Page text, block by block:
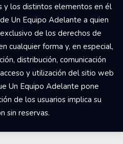
y los distintos elementos en él
Un Equipo Adelante a quien
de los derechos de
cualquier forma y, en especial,
distribución, comunicación
y utilización del sitio web
Un Equipo Adelante pone
de los usuarios implica su
sin reservas.